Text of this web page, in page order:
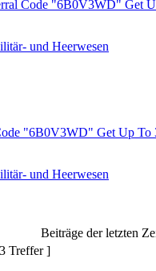
Code "6B0V3WD" Get
und Heerwesen
"6B0V3WD" Get Up To
und Heerwesen
Beiträge der letzten
Treffer ]